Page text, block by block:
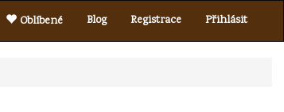
Blog Registrace Přihlásit
Oblíbené